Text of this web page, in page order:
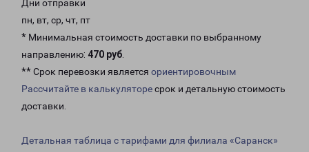
Дни отправки
пн, вт, ср, чт, пт
* Минимальная стоимость доставки по выбранному
направлению: 470 руб.
** Срок перевозки является ориентировочным
Рассчитайте в калькуляторесрок и детальную стоимость
доставки.
Детальная таблица с тарифами для филиала «Саранск»